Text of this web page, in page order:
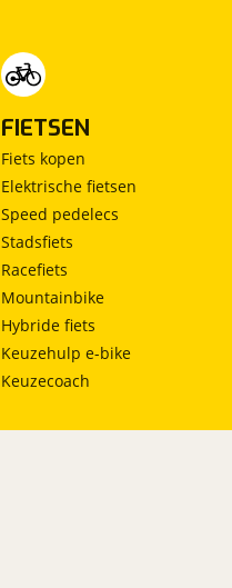
FIETSEN
Fiets kopen
Elektrische fietsen
Speed pedelecs
Stadsfiets
Racefiets
Mountainbike
Hybride fiets
Keuzehulp e-bike
Keuzecoach